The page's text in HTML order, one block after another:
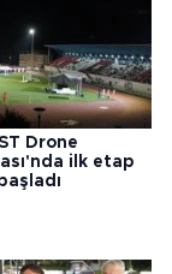
Drone
ilk etap